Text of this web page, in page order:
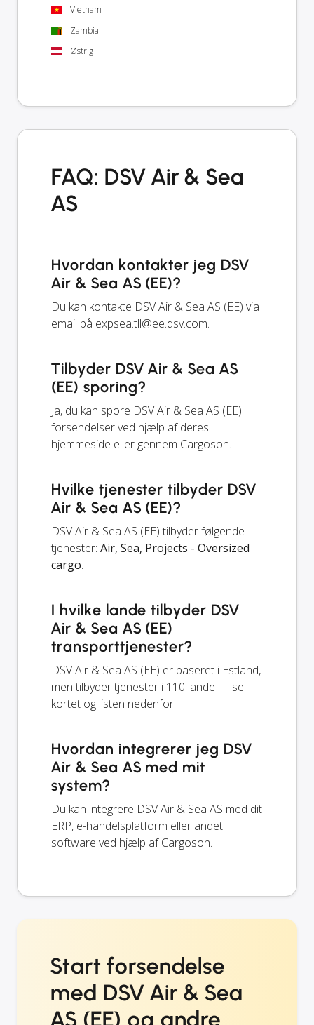
Vietnam
Zambia
Østrig
FAQ: DSV Air & Sea
AS
Hvordan kontakter jeg DSV
Air & Sea AS (EE)?
Du kan kontakte DSV Air & Sea AS (EE) via
email på expsea.tll@ee.dsv.com.
Tilbyder DSV Air & Sea AS
(EE) sporing?
Ja, du kan spore DSV Air & Sea AS (EE)
forsendelser ved hjælp af deres
hjemmeside eller gennem Cargoson.
Hvilke tjenester tilbyder DSV
Air & Sea AS (EE)?
DSV Air & Sea AS (EE) tilbyder følgende
tjenester: Air, Sea, Projects - Oversized
cargo.
I hvilke lande tilbyder DSV
Air & Sea AS (EE)
transporttjenester?
DSV Air & Sea AS (EE) er baseret i Estland,
men tilbyder tjenester i 110 lande — se
kortet og listen nedenfor.
Hvordan integrerer jeg DSV
Air & Sea AS med mit
system?
Du kan integrere DSV Air & Sea AS med dit
ERP, e-handelsplatform eller andet
software ved hjælp af Cargoson.
Start forsendelse
med DSV Air & Sea
AS (EE) og andre